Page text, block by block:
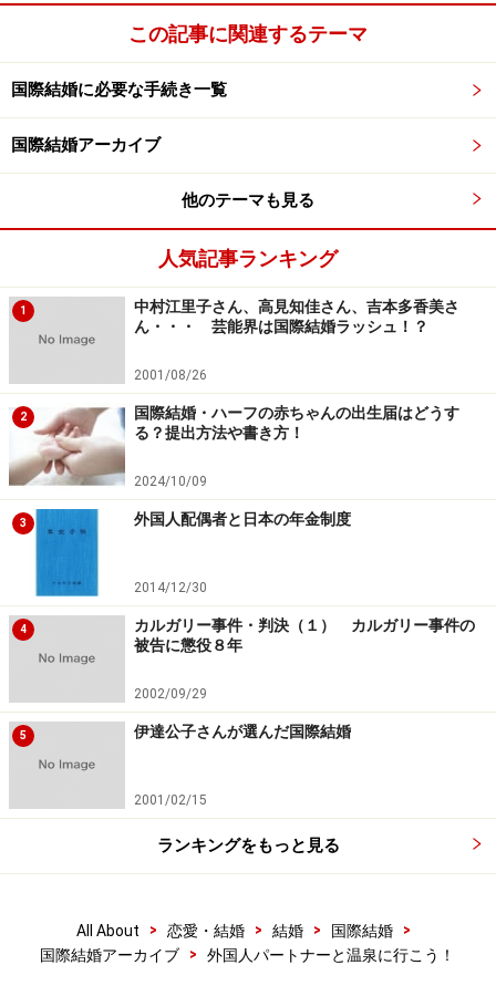
この記事に関連するテーマ
国際結婚に必要な手続き一覧
国際結婚アーカイブ
他のテーマも見る
人気記事ランキング
1
中村江里子さん、高見知佳さん、吉本多香美さ
ん・・・ 芸能界は国際結婚ラッシュ！？
2001/08/26
2
国際結婚・ハーフの赤ちゃんの出生届はどうす
る？提出方法や書き方！
2024/10/09
3 外国人配偶者と日本の年金制度
2014/12/30
4
カルガリー事件・判決（１） カルガリー事件の
被告に懲役８年
2002/09/29
5 伊達公子さんが選んだ国際結婚
2001/02/15
ランキングをもっと見る
All About > 恋愛・結婚 > 結婚 > 国際結婚
>
国際結婚アーカイブ
> 外国人パートナーと温泉に行こう！